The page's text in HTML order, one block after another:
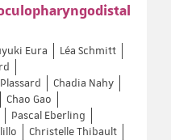
Eura
Léa Schmitt
Chadia Nahy
Chao Gao
Pascal Eberling
Christelle Thibault